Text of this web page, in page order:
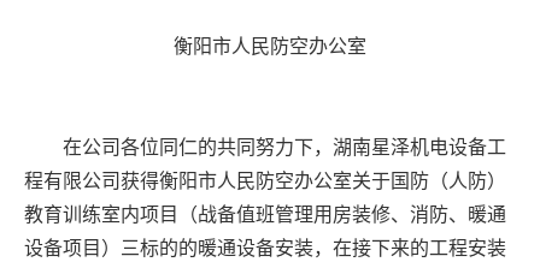
衡阳市人民防空办公室
在公司各位同仁的共同努力下，湖南星泽机电设备工
程有限公司获得衡阳市人民防空办公室关于国防（人防）
教育训练室内项目（战备值班管理用房装修、消防、暖通
设备项目）三标的的暖通设备安装，在接下来的工程安装